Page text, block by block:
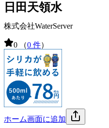
日田天領水
株式会社WaterServer
0 （0 件）
ホーム画面に追加